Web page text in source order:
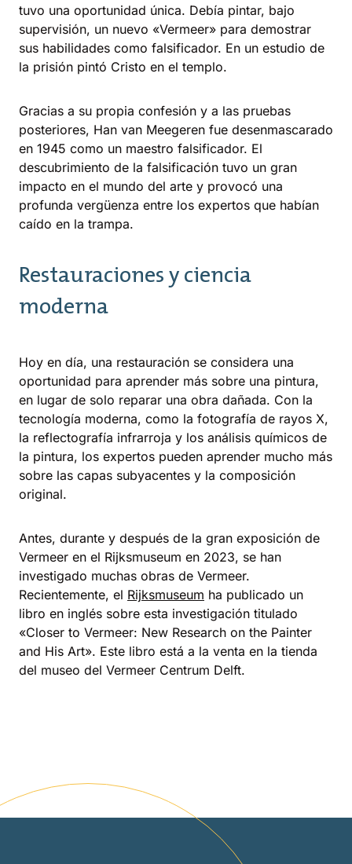
tuvo una oportunidad única. Debía pintar, bajo
supervisión, un nuevo «Vermeer» para demostrar
sus habilidades como falsificador. En un estudio de
la prisión pintó Cristo en el templo.
Gracias a su propia confesión y a las pruebas
posteriores, Han van Meegeren fue desenmascarado
en 1945 como un maestro falsificador. El
descubrimiento de la falsificación tuvo un gran
impacto en el mundo del arte y provocó una
profunda vergüenza entre los expertos que habían
caído en la trampa.
Restauraciones y ciencia
moderna
Hoy en día, una restauración se considera una
oportunidad para aprender más sobre una pintura,
en lugar de solo reparar una obra dañada. Con la
tecnología moderna, como la fotografía de rayos X,
la reflectografía infrarroja y los análisis químicos de
la pintura, los expertos pueden aprender mucho más
sobre las capas subyacentes y la composición
original.
Antes, durante y después de la gran exposición de
Vermeer en el Rijksmuseum en 2023, se han
investigado muchas obras de Vermeer.
Recientemente, el Rijksmuseum ha publicado un
libro en inglés sobre esta investigación titulado
«Closer to Vermeer: New Research on the Painter
and His Art». Este libro está a la venta en la tienda
del museo del Vermeer Centrum Delft.